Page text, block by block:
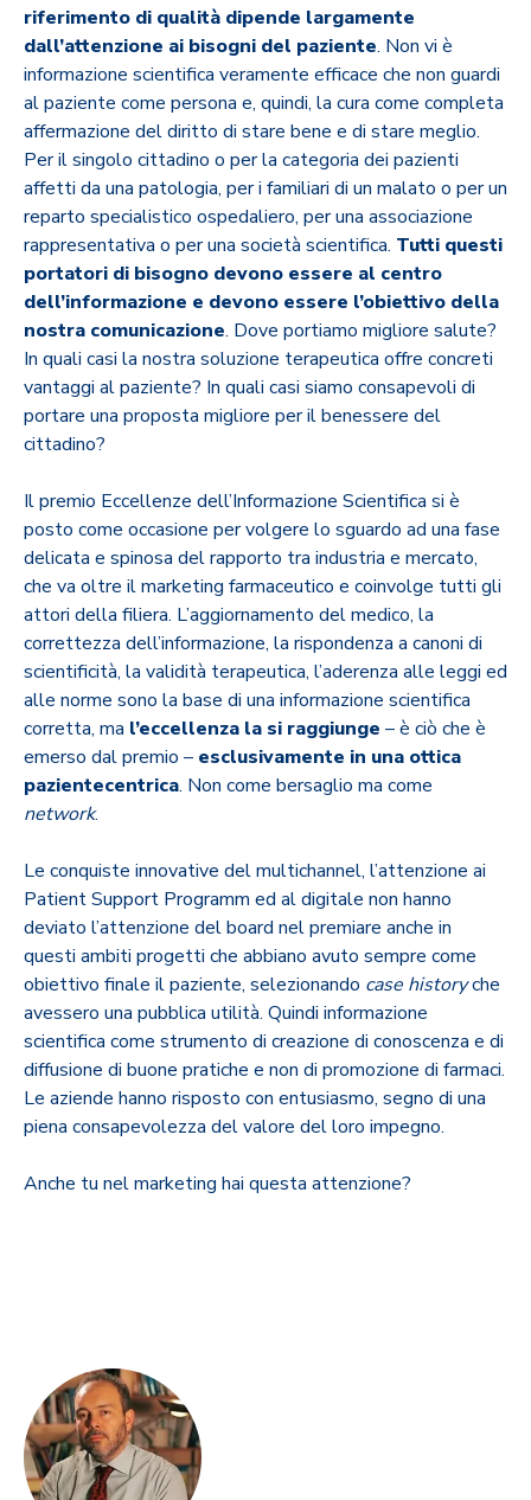
riferimento di qualità dipende largamente
dall’attenzione ai bisogni del paziente. Non vi è
informazione scientifica veramente efficace che non guardi
al paziente come persona e, quindi, la cura come completa
affermazione del diritto di stare bene e di stare meglio.
Per il singolo cittadino o per la categoria dei pazienti
affetti da una patologia, per i familiari di un malato o per un
reparto specialistico ospedaliero, per una associazione
rappresentativa o per una società scientifica. Tutti questi
portatori di bisogno devono essere al centro
dell’informazione e devono essere l’obiettivo della
nostra comunicazione. Dove portiamo migliore salute?
In quali casi la nostra soluzione terapeutica offre concreti
vantaggi al paziente? In quali casi siamo consapevoli di
portare una proposta migliore per il benessere del
cittadino?
Il premio Eccellenze dell’Informazione Scientifica si è
posto come occasione per volgere lo sguardo ad una fase
delicata e spinosa del rapporto tra industria e mercato,
che va oltre il marketing farmaceutico e coinvolge tutti gli
attori della filiera. L’aggiornamento del medico, la
correttezza dell’informazione, la rispondenza a canoni di
scientificità, la validità terapeutica, l’aderenza alle leggi ed
alle norme sono la base di una informazione scientifica
corretta, ma l’eccellenza la si raggiunge – è ciò che è
emerso dal premio – esclusivamente in una ottica
pazientecentrica. Non come bersaglio ma come
network.
Le conquiste innovative del multichannel, l’attenzione ai
Patient Support Programm ed al digitale non hanno
deviato l’attenzione del board nel premiare anche in
questi ambiti progetti che abbiano avuto sempre come
obiettivo finale il paziente, selezionando case historyche
avessero una pubblica utilità. Quindi informazione
scientifica come strumento di creazione di conoscenza e di
diffusione di buone pratiche e non di promozione di farmaci.
Le aziende hanno risposto con entusiasmo, segno di una
piena consapevolezza del valore del loro impegno.
Anche tu nel marketing hai questa attenzione?